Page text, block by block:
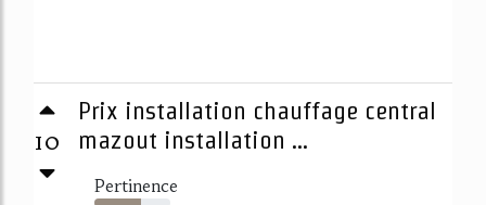
10
Prix installation chauffage central
mazout installation ...
Pertinence